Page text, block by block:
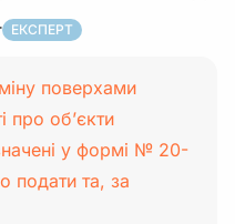
ЕКСПЕРТ
поверхами
про об’єкти
у формі № 20-
подати та, за